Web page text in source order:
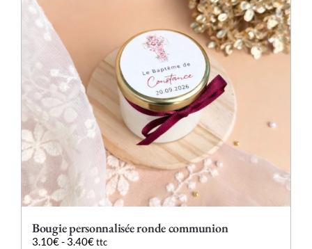
sur
la
page
du
produit
Bougie personnalisée ronde communion
3.10€- 3.40€ ttc